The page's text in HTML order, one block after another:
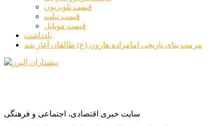
قیمت تلویزیون
قیمت تبلت
قیمت موبایل
یادداشت
مرمت بنای تاریخی امامزاده هارون (ع) طالقان آغاز شد
سایت خبری اقتصادی، اجتماعی و فرهنگی